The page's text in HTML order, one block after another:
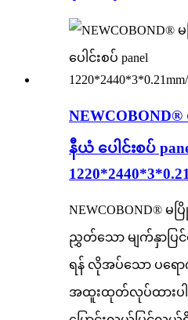
နီယံ ပေါင်းစပ်
NEWCOBOND®
ညွှတ်သော မျက်နှာပ
ရန် လိုအပ်သော ပရေ
အထူးထုတ်လုပ်ထားပ